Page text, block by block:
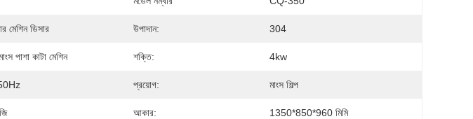
মেশিন ডিসার উপাদান: 304
পাশা কাটা মেশিন শক্তি: 4kw
প্রয়োগ: মাংস শিল্প
আকার: 1350*850*960 মিমি